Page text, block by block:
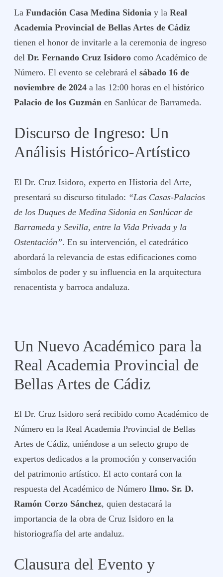
LaFundación Casa Medina Sidonia y laReal
Academia Provincial de Bellas Artes de Cádiz
tienen el honor de invitarle a la ceremonia de ingreso
delDr. Fernando Cruz Isidoro como Académico de
Número. El evento se celebrará elsábado 16 de
noviembre de 2024 a las 12:00 horas en el histórico
Palacio de los Guzmán en Sanlúcar de Barrameda.
Discurso de Ingreso: Un
Análisis Histórico-Artístico
El Dr. Cruz Isidoro, experto en Historia del Arte,
presentará su discurso titulado: “Las Casas-Palacios
de los Duques de Medina Sidonia en Sanlúcar de
Barrameda y Sevilla, entre la Vida Privada y la
Ostentación”. En su intervención, el catedrático
abordará la relevancia de estas edificaciones como
símbolos de poder y su influencia en la arquitectura
renacentista y barroca andaluza.
Un Nuevo Académico para la
Real Academia Provincial de
Bellas Artes de Cádiz
El Dr. Cruz Isidoro será recibido como Académico de
Número en la Real Academia Provincial de Bellas
Artes de Cádiz, uniéndose a un selecto grupo de
expertos dedicados a la promoción y conservación
del patrimonio artístico. El acto contará con la
respuesta del Académico de NúmeroIlmo. Sr. D.
Ramón Corzo Sánchez, quien destacará la
importancia de la obra de Cruz Isidoro en la
historiografía del arte andaluz.
Clausura del Evento y